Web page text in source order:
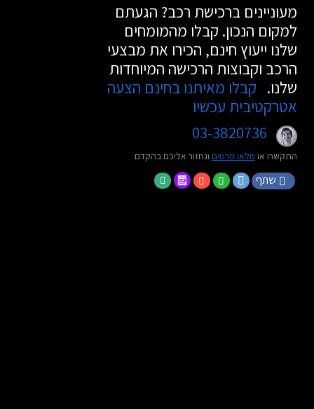
מעוניינים ברכישת רכב? הגעתם
למקום הנכון. קבלו מהמומחים
שלנו ייעוץ חינם, הכירו את מבצעי
הרכב וקבוצות הרכישה המיוחדות
שלנו. קבלו מאיתנו בחינם הצעה
אטרקטיבית עכשיו
03-3820736
התקשרו או מלאו פרטים ונחזור אליכם בהקדם
שתף